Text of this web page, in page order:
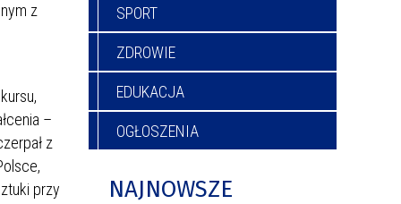
z
–
z
przy
SPORT
ZDROWIE
EDUKACJA
OGŁOSZENIA
NAJNOWSZE